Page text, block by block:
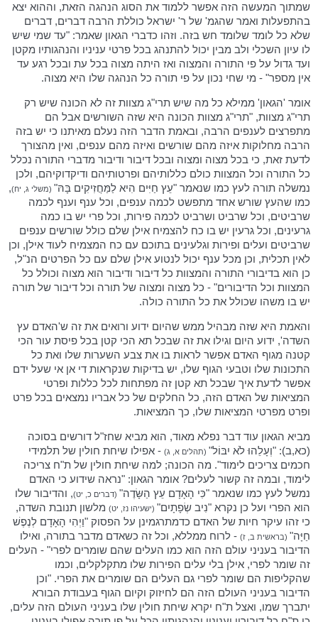
שמתוך המעשה הזה אפשר ללמוד את הסוג הנהגה הזאת, וההוא יצא
בהתפעלות ואמר שהגמ' של ר' ישראל כוללת הרבה דברים, דברים
שלא כל לומד שלומד חש בזה. וזהו כדברי הגאון שאמר: "עד שמי שיש
לו עיון השכלי ולב מבין יכול להתנהג בכל פרטי עניניו והנהגותיו מקטן
ועד גדול על פי התורה והמצוה ואז היתה מצוה בכל עת ובכל רגע עד
אין מספר" - מי שחי נכון על פי תורה כל הנהגה שלו היא מצוה.
אומר 'הגאון' ממילא כל מה שיש תרי"ג מצוות זה לא הכונה שיש רק
תרי"ג מצוות, "תרי"ג מצוות הכונה היא שזה השורשים אבל הם
מתפרצים לענפים הרבה, ובאמת הדבר הזה נעלם מאיתנו כי יש בזה
הרבה מחלוקות איזה מהם שורשים ואיזה מהם ענפים, ואין מהצורך
לדעת זאת, כי בכל מצוה ומצוה ובכל דיבור ודיבור מדברי התורה נכלל
כל התורה וכל המצוות כולם כללותיהם ופרטותיהם ודיקדוקיהם, ולכן
נמשלה תורה לעץ כמו שנאמר "עֵץ חַיִּים הִיא לַמַּחֲזִיקִים בָּהּ" (משלי ג, יח),
כמו שהעץ שורש אחד מתפשט לכמה ענפים, וכל ענף וענף לכמה
שרביטים, וכל שרביט ושרביט לכמה פירות, וכל פרי יש בו כמה
גרעינים, וכל גרעין יש בו כח להצמיח אילן שלם כולל שורשים ענפים
שרביטים ועלים ופירות וגלעינים בתוכם עם כח המצמיח לעוד אילן, וכן
לאין תכלית, וכן מכל ענף יכול לנטוע אילן שלם עם כל הפרטים הנ"ל,
כן הוא בדיבורי התורה והמצוות כל דיבור ודיבור הוא מצוה וכולל כל
המצוות וכל הדיבורים" - כל מצוה ומצוה של תורה וכל דיבור של תורה
יש בו משהו שכולל את כל התורה כולה.
והאמת היא שזה מבהיל ממש שהיום ידוע ורואים את זה ש'האדם עץ
השדה', ידוע היום וגילו את זה שבכל תא הכי קטן בכל פיסת עור הכי
קטנה מגוף האדם אפשר לראות בו את צבע השערות שלו ואת כל
התכונות שלו וטבעי הגוף שלו, יש בדיקות שנקראות די אן אי שעל ידם
אפשר לדעת איך שבכל תא קטן זה מפתחות לכל כללות ופרטי
המציאות של האדם הזה, כל החלקים של כל אבריו נמצאים בכל פרט
ופרט מפרטי המציאות שלו, כך המציאות.
מביא הגאון עוד דבר נפלא מאוד, הוא מביא שחז"ל דורשים בסוכה
(כא,ב): "וְעָלֵהוּ לֹא יִבּוֹל" (תהלים א, ג) - אפילו שיחת חולין של תלמידי
חכמים צריכים לימוד". מה הכונה; למה שיחת חולין של ת"ח צריכה
לימוד, ובמה זה קשור לעלים? אומר הגאון: "נראה שידוע כי האדם
נמשל לעץ כמו שנאמר "כִּי הָאָדָם עֵץ הַשָּׂדֶה" (דברים כ, יט), והדיבור שלו
הוא הפרי ועל כן נקרא "נִיב שְׂפָתָיִם" (ישעיהו נז, יט) מלשון תנובת השדה,
כי זהו עיקר חיות של האדם כדמתרגמינן על הפסוק "וַיְהִי הָאָדָם לְנֶפֶשׁ
חַיָּה" (בראשית ב, ז) - לרוח ממללא, וכל זה כשאדם מדבר בתורה, ואילו
הדיבור בעניני עולם הזה הוא כמו העלים שהם שומרים לפרי" - העלים
זה שומר לפרי, אילן בלי עלים הפירות שלו מתקלקלים, וכמו
שהקליפות הם שומר לפרי גם העלים הם שומרים את הפרי. "וכן
הדיבור בעניני העולם הזה הם לחיזוק וקיום הגוף בעבודת הבורא
יתברך שמו, ואצל ת"ח יקרא שיחת חולין שלו בעניני העולם הזה עלים,